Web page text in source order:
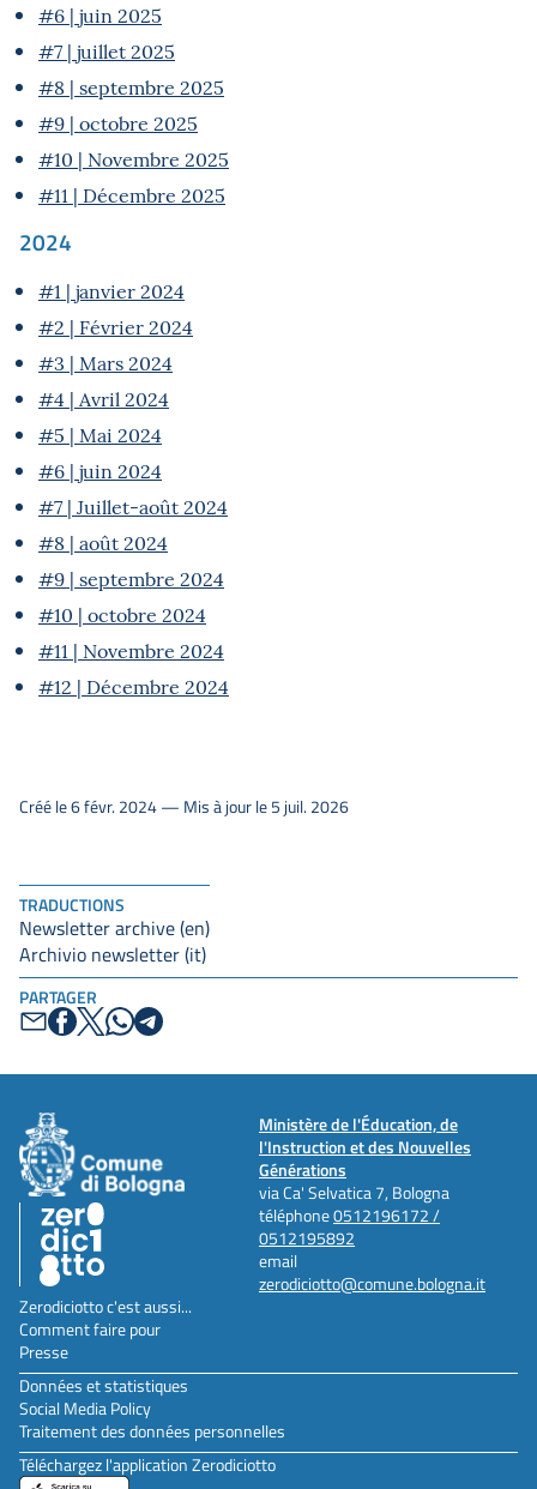
TRADUCTIONS
Newsletter archive (en)
Archivio newsletter (it)
PARTAGER
#6 | juin 2025
#7 | juillet 2025
#8 | septembre 2025
#9 | octobre 2025
#10 | Novembre 2025
#11 | Décembre 2025
2024
#1 | janvier 2024
#2 | Février 2024
#3 | Mars 2024
#4 | Avril 2024
#5 | Mai 2024
#6 | juin 2024
#7 | Juillet-août 2024
#8 | août 2024
#9 | septembre 2024
#10 | octobre 2024
#11 | Novembre 2024
#12 | Décembre 2024
Créé le 6 févr. 2024 — Mis à jour le 5 juil. 2026
Ministère de l'Éducation, de
l'Instruction et des Nouvelles
Générations
via Ca' Selvatica 7, Bologna
téléphone0512196172 /
0512195892
email
zerodiciotto@comune.bologna.it
Zerodiciotto c'est aussi...
Comment faire pour
Presse
Données et statistiques
Social Media Policy
Traitement des données personnelles
Téléchargez l'application Zerodiciotto